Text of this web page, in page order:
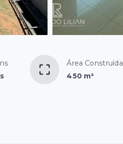
Área Construída
450 m²